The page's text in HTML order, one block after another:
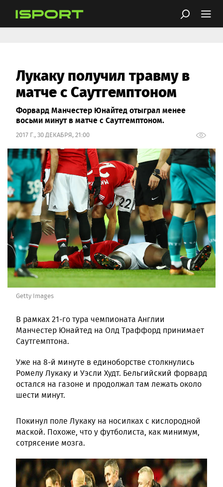
Лукаку получил травму в
матче с Саутгемптоном
Форвард Манчестер Юнайтед отыграл менее
восьми минут в матче с Саутгемптоном.
2017 Г., 30 ДЕКАБРЯ, 21:00
Getty Images
В рамках 21-го тура чемпионата Англии
Манчестер Юнайтед на Олд Траффорд принимает
Саутгемптона.
Уже на 8-й минуте в единоборстве столкнулись
Ромелу Лукаку и Уэсли Худт. Бельгийский форвард
остался на газоне и продолжал там лежать около
шести минут.
Покинул поле Лукаку на носилках с кислородной
маской. Похоже, что у футболиста, как минимум,
сотрясение мозга.